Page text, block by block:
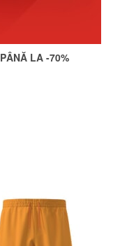
PÂNĂ LA -70%